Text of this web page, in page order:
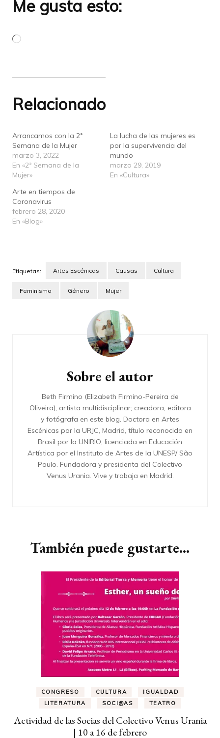
Me gusta esto:
Cargando...
Relacionado
Arrancamos con la 2ª
Semana de la Mujer
marzo 3, 2022
En «2ª Semana de la
Mujer»
La lucha de las mujeres es
por la supervivencia del
mundo
marzo 29, 2019
En «Cultura»
Arte en tiempos de
Coronavirus
febrero 28, 2020
En «Blog»
Etiquetas: Artes Escénicas Causas Cultura
Feminismo Género Mujer
Sobre el autor
Beth Firmino (Elizabeth Firmino-Pereira de
Oliveira), artista multidisciplinar; creadora, editora
y fotógrafa en este blog. Doctora en Artes
Escénicas por la URJC, Madrid, título reconocido en
Brasil por la UNIRIO, licenciada en Educación
Artística por el Instituto de Artes de la UNESP/ São
Paulo. Fundadora y presidenta del Colectivo
Venus Urania. Vive y trabaja en Madrid.
También puede gustarte...
CONGRESO CULTURA
IGUALDAD
LITERATURA
SOCI@AS TEATRO
Actividad de las Socias del Colectivo Venus Urania
| 10 a 16 de febrero